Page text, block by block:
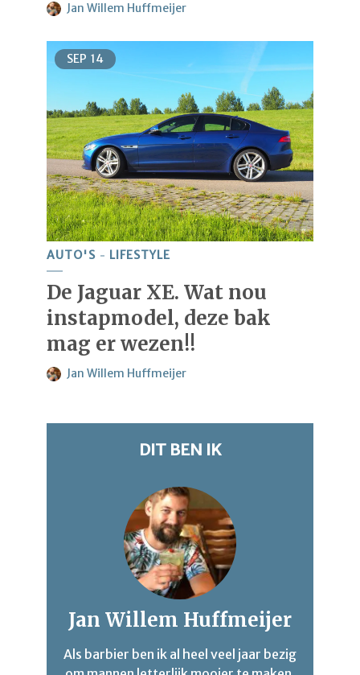
Jan Willem Huffmeijer
SEP 14
AUTO'S LIFESTYLE
De Jaguar XE. Wat nou
instapmodel, deze bak
mag er wezen!!
Jan Willem Huffmeijer
DIT BEN IK
Jan Willem Huffmeijer
Als barbier ben ik al heel veel jaar bezig